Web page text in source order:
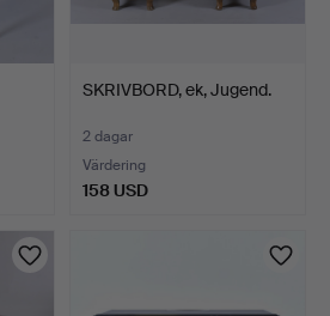
SKRIVBORD, ek, Jugend.
2 dagar
Värdering
158 USD